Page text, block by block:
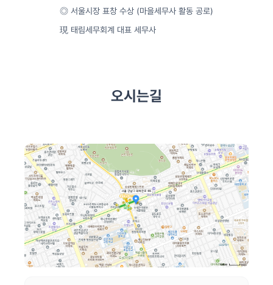
◎ 서울시장 표창 수상 (마을세무사 활동 공로)
現 태림세무회계 대표 세무사
오시는길